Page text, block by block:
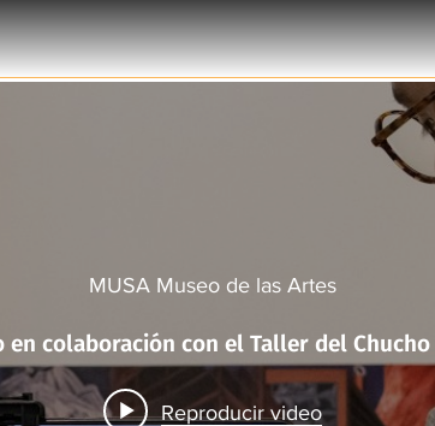
MUSA Museo de las Artes
Reproducir video